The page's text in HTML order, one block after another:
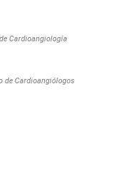
Cardioangiología
de Cardioangiólogos